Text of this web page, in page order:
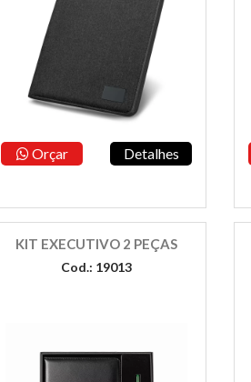
Orçar Detalhes
KIT EXECUTIVO 2 PEÇAS
Cod.: 19013